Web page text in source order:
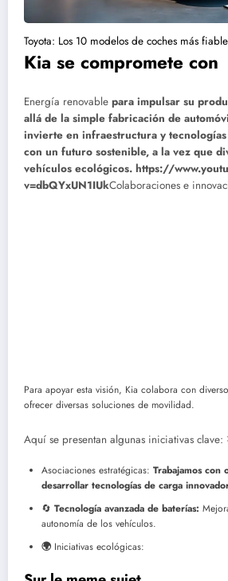
Toyota: Los 10 modelos de coches más
Kia se compromete con
Energía renovable para impulsar su
allá de la simple fabricación de
invierte en infraestructura y
con un futuro sostenible, a la vez que
vehículos ecológicos. https://
v=dbQYxUN1IUkColaboraciones e
Para apoyar esta visión, Kia colabora con
ofrecer diversas soluciones de movilidad.
Aquí se presentan algunas iniciativas clave:
Asociaciones estratégicas: Trabajamos con
desarrollar tecnologías de carga
🔄 Tecnología avanzada de baterías:
autonomía de los vehículos.
🌍 Iniciativas ecológicas: